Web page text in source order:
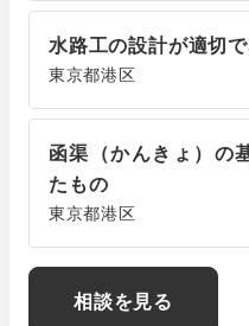
水路工の設計が適切
東京都港区
函渠（かんきょ）の
たもの
東京都港区
相談を見る